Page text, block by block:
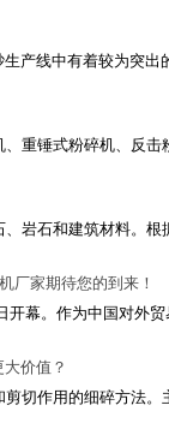
产线中有着较为突
重锤式粉碎机、反
岩石和建筑材料。
厂家期待您的到来！
开幕。作为中国对外
价值？
切作用的细碎方法